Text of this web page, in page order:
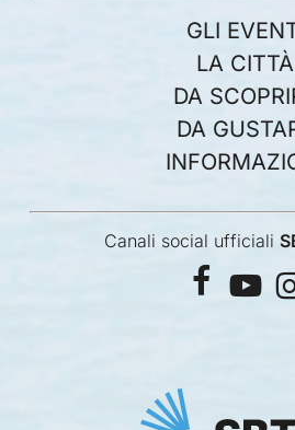
GLI
LA CITTÀ
DA
DA
Canali social ufficiali
facebook